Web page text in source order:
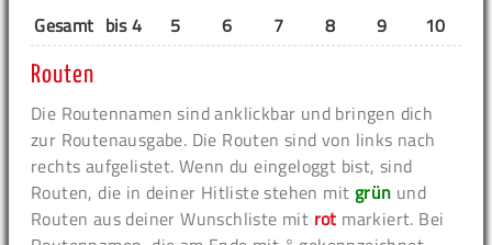
Gesamt bis 4 5 6 7 8 9 10
Routen
Die Routennamen sind anklickbar und bringen dich
zur Routenausgabe. Die Routen sind von links nach
rechts aufgelistet. Wenn du eingeloggt bist, sind
Routen, die in deiner Hitliste stehen mit grün und
Routen aus deiner Wunschliste mit rot markiert. Bei